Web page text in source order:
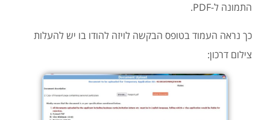
התמונה ל-PDF.
כך נראה העמוד בטופס הבקשה לויזה להודו בו יש להעלות
צילום דרכון: